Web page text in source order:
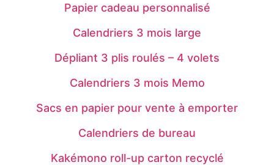
Papier cadeau personnalisé
Calendriers 3 mois large
Dépliant 3 plis roulés – 4 volets
Calendriers 3 mois Memo
Sacs en papier pour vente à emporter
Calendriers de bureau
Kakémono roll-up carton recyclé